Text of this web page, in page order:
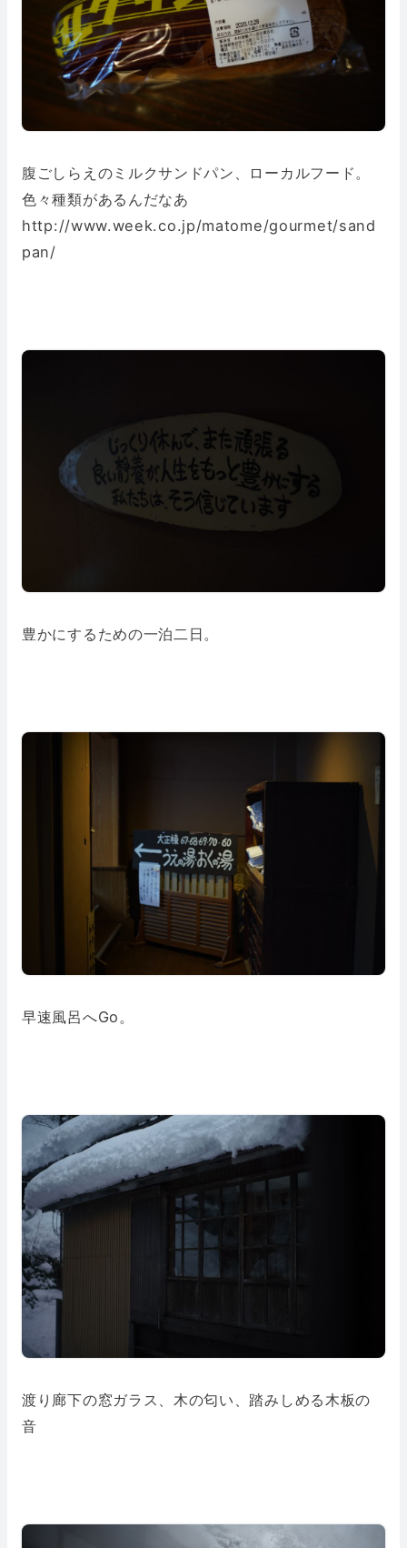
腹ごしらえのミルクサンドパン、ローカルフード。
色々種類があるんだなあ
http://www.week.co.jp/matome/gourmet/sand
pan/
豊かにするための一泊二日。
早速風呂へGo。
渡り廊下の窓ガラス、木の匂い、踏みしめる木板の
音